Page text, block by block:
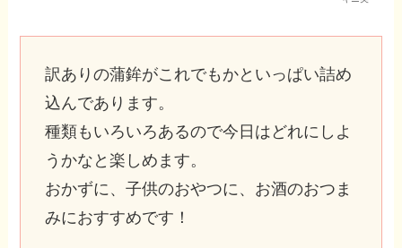
訳ありの蒲鉾がこれでもかといっぱい詰め
込んであります。
種類もいろいろあるので今日はどれにしよ
うかなと楽しめます。
おかずに、子供のおやつに、お酒のおつま
みにおすすめです！